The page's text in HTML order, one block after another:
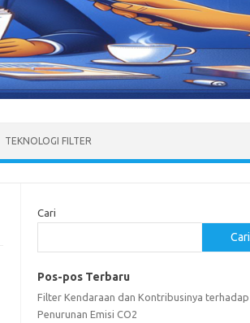
TEKNOLOGI FILTER
Cari
Cari
Pos-pos Terbaru
Filter Kendaraan dan Kontribusinya terhadap
Penurunan Emisi CO2